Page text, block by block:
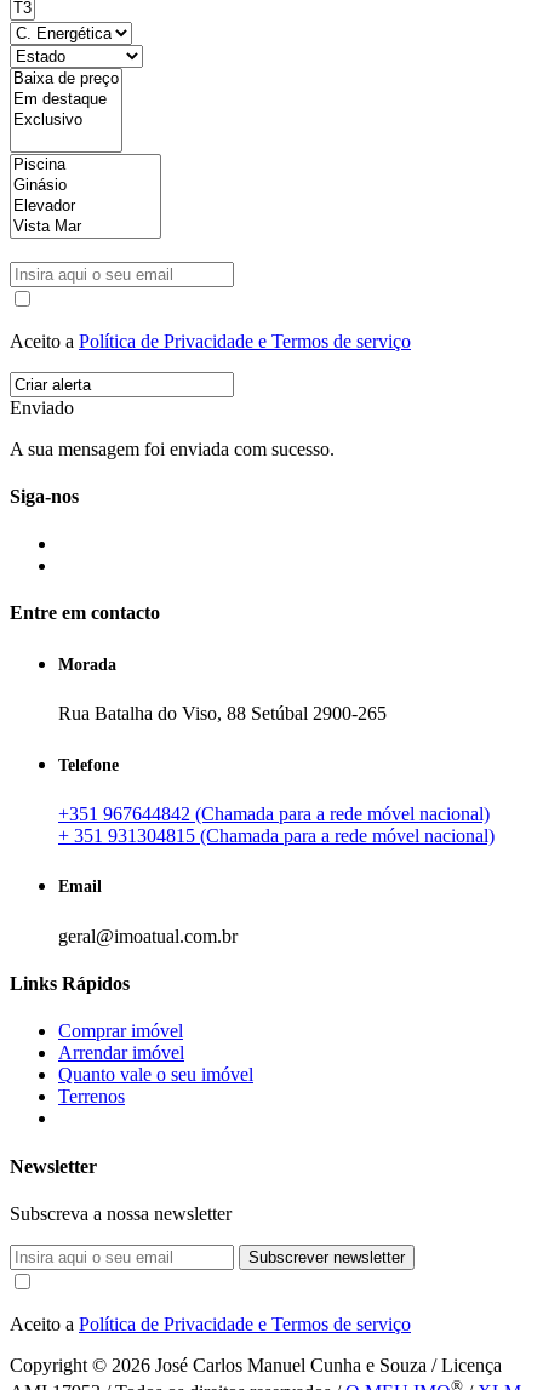
Aceito a Política de Privacidade e Termos de serviço
Enviado
A sua mensagem foi enviada com sucesso.
Siga-nos
Entre em contacto
Morada
Rua Batalha do Viso, 88 Setúbal 2900-265
Telefone
+351 967644842 (Chamada para a rede móvel nacional)
+ 351 931304815 (Chamada para a rede móvel nacional)
Email
geral@imoatual.com.br
Links Rápidos
Comprar imóvel
Arrendar imóvel
Quanto vale o seu imóvel
Terrenos
Newsletter
Subscreva a nossa newsletter
Subscrever newsletter
Aceito a Política de Privacidade e Termos de serviço
Copyright © 2026 José Carlos Manuel Cunha e Souza / Licença
®